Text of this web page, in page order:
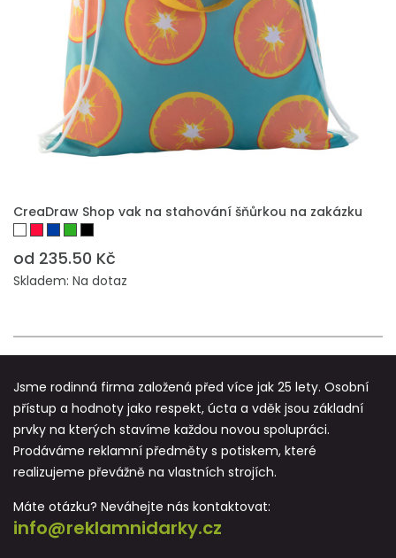
PŘIDAT DO POPTÁVKY
CreaDraw Shop vak na stahování šňůrkou na zakázku
od 235.50 Kč
Skladem: Na dotaz
Jsme rodinná firma založená před více jak 25 lety. Osobní
přístup a hodnoty jako respekt, úcta a vděk jsou základní
prvky na kterých stavíme každou novou spolupráci.
Prodáváme reklamní předměty s potiskem, které
realizujeme převážně na vlastních strojích.
Máte otázku? Neváhejte nás kontaktovat:
info@reklamnidarky.cz